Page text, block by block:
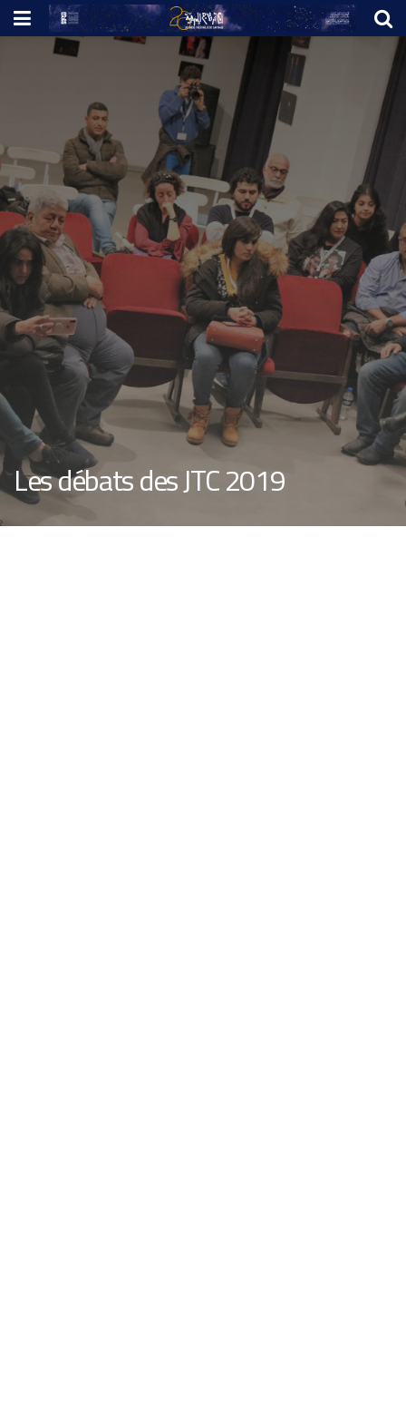
Les débats des JTC 2019